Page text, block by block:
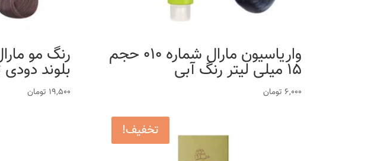
واریاسیون مارال شماره 010 حجم
15 میلی لیتر رنگ آبی
6,000 تومان
رنگ مو
بلوند دودی
19,500 تومان
تخفیف!